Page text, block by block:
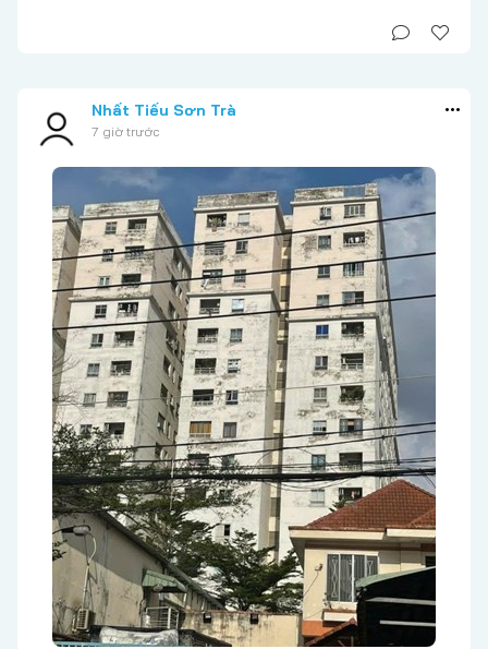
Nhất Tiếu Sơn Trà
7 giờ trước